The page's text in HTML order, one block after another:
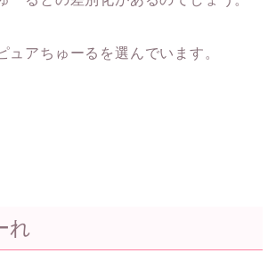
ュアちゅーるを選んでいます。
れ